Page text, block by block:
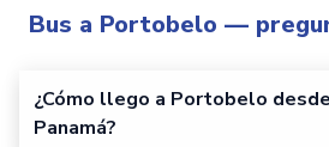
Bus a Portobelo —
¿Cómo llego a Portobelo
Panamá?